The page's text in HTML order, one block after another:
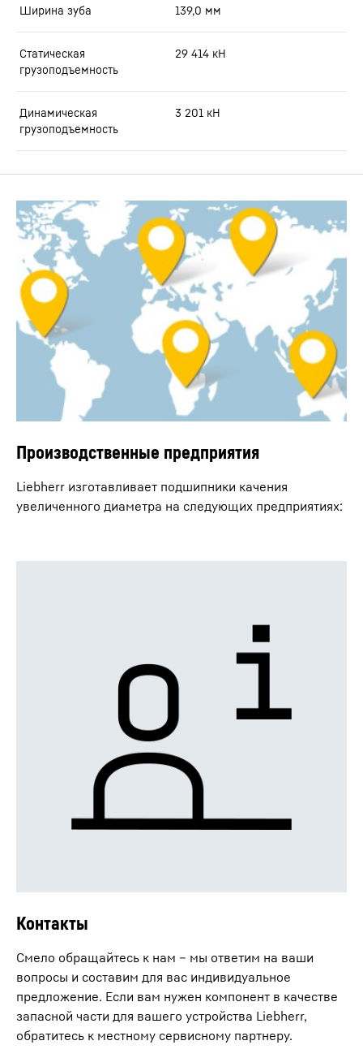
Ширина зуба 139,0 мм
Статическая
грузоподъемность
29 414 кН
Динамическая
грузоподъемность
3 201 кН
Производственные предприятия
Liebherr изготавливает подшипники качения
увеличенного диаметра на следующих предприятиях:
Контакты
Смело обращайтесь к нам – мы ответим на ваши
вопросы и составим для вас индивидуальное
предложение. Если вам нужен компонент в качестве
запасной части для вашего устройства Liebherr,
обратитесь к местному сервисному партнеру.